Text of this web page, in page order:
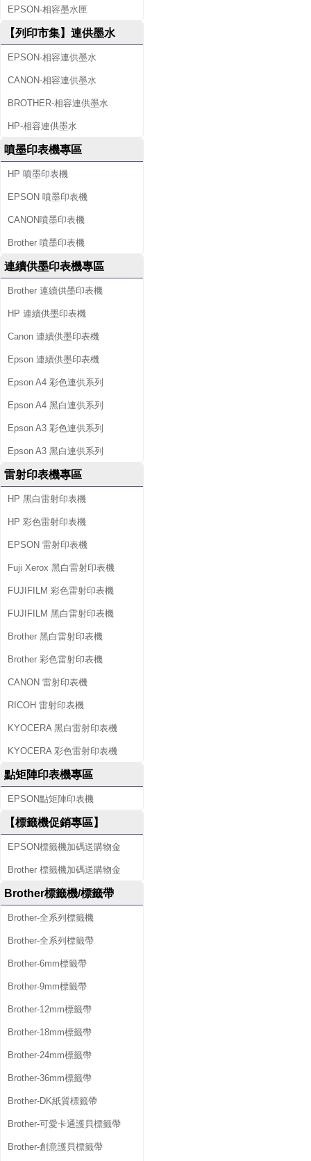
EPSON-相容墨水匣
【列印市集】連供墨水
EPSON-相容連供墨水
CANON-相容連供墨水
BROTHER-相容連供墨水
HP-相容連供墨水
噴墨印表機專區
HP 噴墨印表機
EPSON 噴墨印表機
CANON噴墨印表機
Brother 噴墨印表機
連續供墨印表機專區
Brother 連續供墨印表機
HP 連續供墨印表機
Canon 連續供墨印表機
Epson 連續供墨印表機
Epson A4 彩色連供系列
Epson A4 黑白連供系列
Epson A3 彩色連供系列
Epson A3 黑白連供系列
雷射印表機專區
HP 黑白雷射印表機
HP 彩色雷射印表機
EPSON 雷射印表機
Fuji Xerox 黑白雷射印表機
FUJIFILM 彩色雷射印表機
FUJIFILM 黑白雷射印表機
Brother 黑白雷射印表機
Brother 彩色雷射印表機
CANON 雷射印表機
RICOH 雷射印表機
KYOCERA 黑白雷射印表機
KYOCERA 彩色雷射印表機
點矩陣印表機專區
EPSON點矩陣印表機
【標籤機促銷專區】
EPSON標籤機加碼送購物金
Brother 標籤機加碼送購物金
Brother標籤機/標籤帶
Brother-全系列標籤機
Brother-全系列標籤帶
Brother-6mm標籤帶
Brother-9mm標籤帶
Brother-12mm標籤帶
Brother-18mm標籤帶
Brother-24mm標籤帶
Brother-36mm標籤帶
Brother-DK紙質標籤帶
Brother-可愛卡通護貝標籤帶
Brother-創意護貝標籤帶